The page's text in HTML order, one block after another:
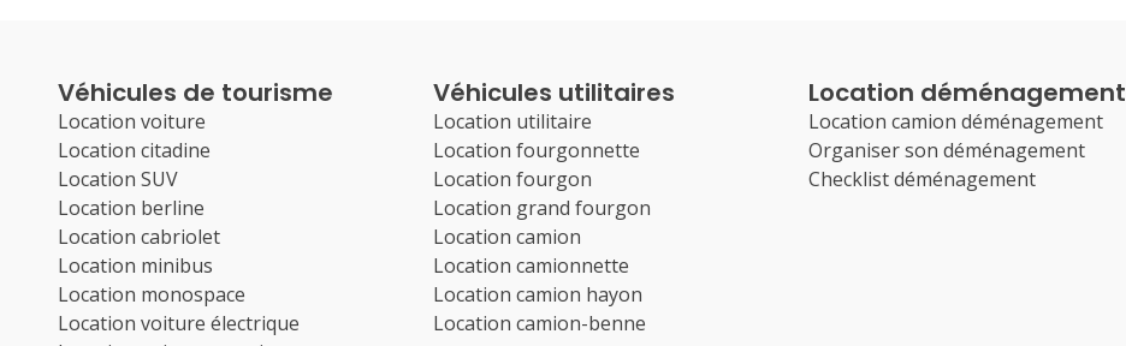
Véhicules de tourisme
Location voiture
Location citadine
Location SUV
Location berline
Location cabriolet
Location minibus
Location monospace
Location voiture électrique
Véhicules utilitaires
Location utilitaire
Location fourgonnette
Location fourgon
Location grand fourgon
Location camion
Location camionnette
Location camion hayon
Location camion-benne
Location déménagement
Location camion déménagement
Organiser son déménagement
Checklist déménagement